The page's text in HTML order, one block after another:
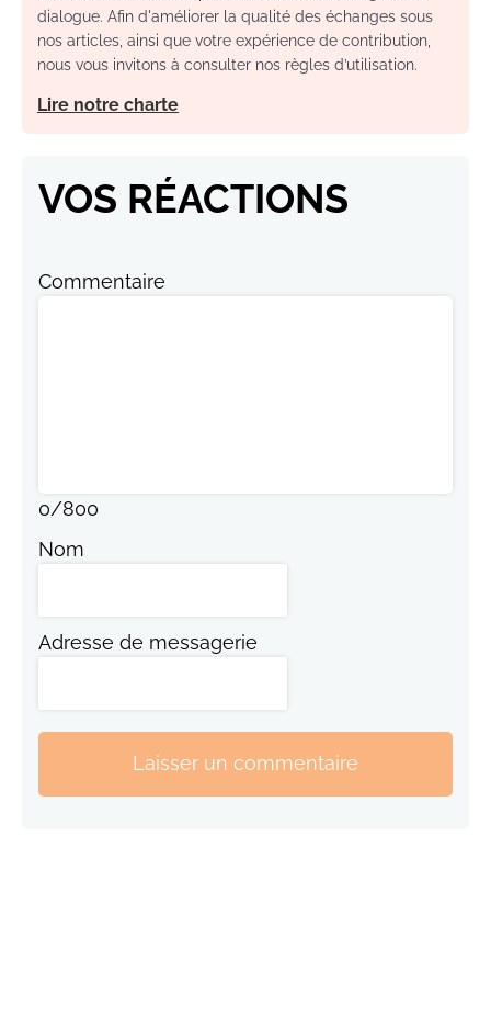
dialogue. Afin d'améliorer la qualité des échanges sous
nos articles, ainsi que votre expérience de contribution,
nous vous invitons à consulter nos règles d’utilisation.
Lire notre charte
VOS RÉACTIONS
Commentaire
0/800
Nom
Adresse de messagerie
Laisser un commentaire